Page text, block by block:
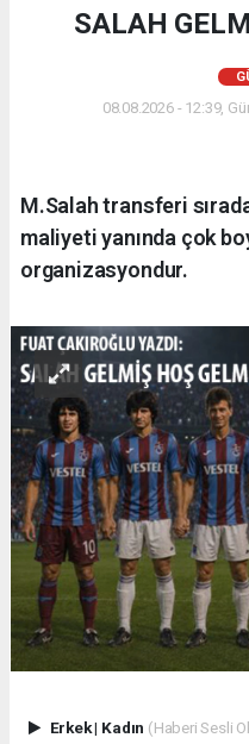
SALAH
08.08.2026 - 12:39,
M.Salah transferi
maliyeti yanında çok
organizasyondur.
Erkek| Kadın (Haberi Sesli